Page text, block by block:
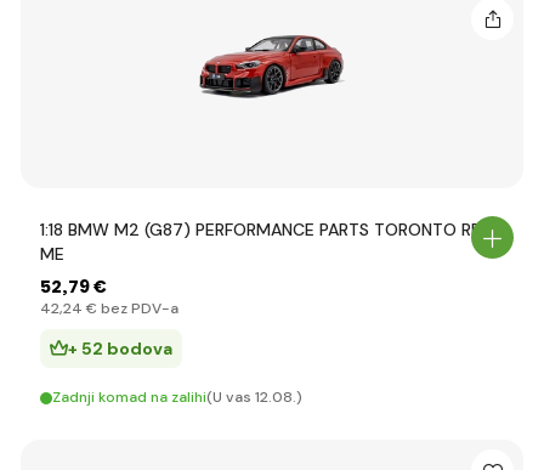
1:18 BMW M2 (G87) PERFORMANCE PARTS TORONTO RED
ME
52,79 €
42,24 € bez PDV-a
+ 52 bodova
Zadnji komad na zalihi(U vas 12.08.)